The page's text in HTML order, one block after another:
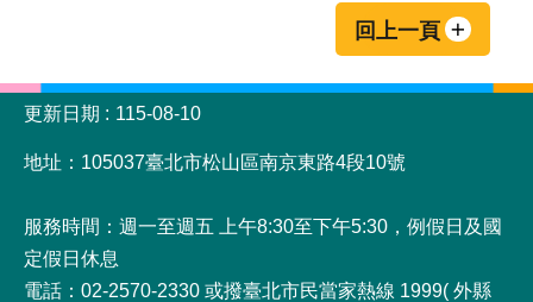
回上一頁
:::
更新日期
115-08-10
地址：105037臺北市松山區南京東路4段10號
服務時間：週一至週五 上午8:30至下午5:30，例假日及國
定假日休息
電話：02-2570-2330 或撥臺北市民當家熱線 1999( 外縣